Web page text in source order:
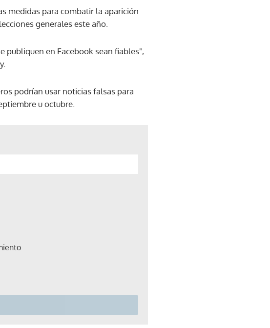
medidas para combatir la aparición
generales este año.
publiquen en Facebook sean fiables",
podrían usar noticias falsas para
u octubre.